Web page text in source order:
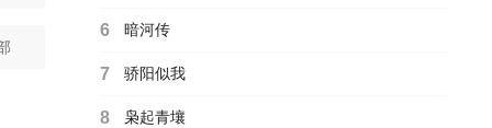
6 暗河传
7 骄阳似我
8 枭起青壤